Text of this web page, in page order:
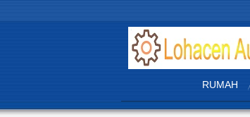
RUMAH